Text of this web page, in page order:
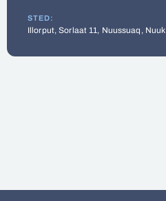
STED:
Illorput, Sorlaat 11, Nuussuaq, Nuuk